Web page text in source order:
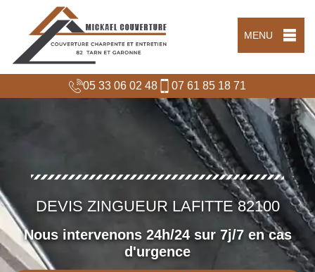
MENU
05 33 06 02 48 07 61 85 18 71
DEVIS ZINGUEUR LAFITTE 82100
Nous intervenons 24h/24 sur 7j/7 en cas
d'urgence